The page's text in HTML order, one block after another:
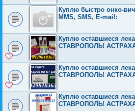
Куплю быстро онко-
MMS, SMS, E-mail:
Куплю оставшиеся
СТАВРОПОЛЬ!
Куплю оставшиеся
СТАВРОПОЛЬ!
Куплю оставшиеся
СТАВРОПОЛЬ!